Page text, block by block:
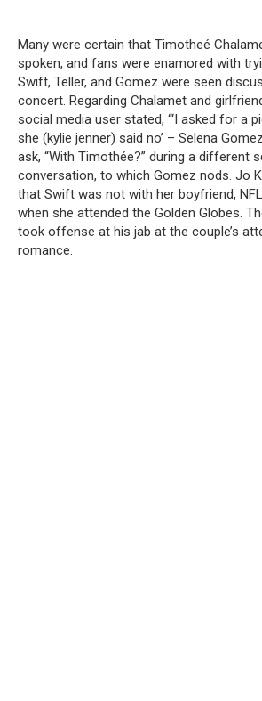
Many were certain that Timotheé
spoken, and fans were enamored with
Swift, Teller, and Gomez were seen
concert. Regarding Chalamet and
social media user stated, “‘I asked for a
she (kylie jenner) said no’ – Selena
ask, “With Timothée?” during a different
conversation, to which Gomez nods. Jo
that Swift was not with her boyfriend,
when she attended the Golden Globes.
took offense at his jab at the couple’s
romance.